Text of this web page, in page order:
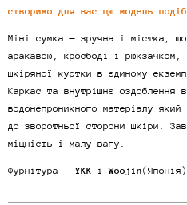
створимо для вас цю модель
Міні сумка — зручна і містка,
аракавою, кросбоді і рюкзачком,
шкіряної куртки в єдиному
Каркас та внутрішнє оздоблення
водонепроникного матеріалу який
до зворотньої сторони шкіри.
міцність і малу вагу.
Фурнітура —YKK іWoojin(Японія)